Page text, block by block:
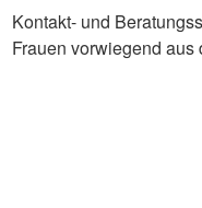
Kontakt- und
Frauen vorwiegend aus